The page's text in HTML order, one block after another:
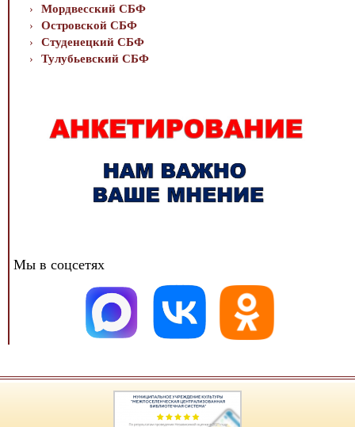
Мордвесский СБФ
Островской СБФ
Студенецкий СБФ
Тулубьевский СБФ
Мы в соцсетях